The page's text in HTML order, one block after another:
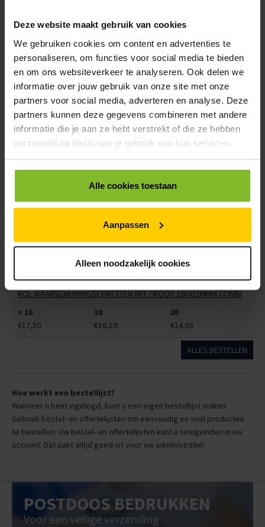
Deze website maakt gebruik van cookies
We gebruiken cookies om content en advertenties te
personaliseren, om functies voor social media te bieden
en om ons websiteverkeer te analyseren. Ook delen we
informatie over jouw gebruik van onze site met onze
partners voor social media, adverteren en analyse. Deze
partners kunnen deze gegevens combineren met andere
informatie die je aan ze hebt verstrekt of die ze hebben
verzameld op basis van je gebruik van hun services.
Alle cookies toestaan
Aanpassen
Alleen noodzakelijk cookies
ROL WAARSCHUWINGSETIKETTEN WIT / ROOD 150X60MM PIJLEN +
< 10
10
20
€17,50
€16,19 €14,88
ROL WAARSCHUWINGSETIKETTEN WIT / ROOD 100-70MM GLAS
€17,50
€16,19 €14,88
ROL WAARSCHUWINGSETIKETTEN WIT / ROOD 110X80MM GLAS + 4
€17,50
€16,19 €14,88
€0,00
ROL WAARSCHUWINGSETIKETTEN WIT / ROOD 100X100MM COMBI
< 10
10
20
€17,50
€16,19 €14,88
ALLES BESTELLEN
Hoe werkt een bestellijst?
Wanneer u bent ingelogd, kunt u een eigen bestellijst maken.
Gebruik bestel- en offertelijsten om eenvoudig en snel producten
te bestellen. Uw bestel- en offertelijsten kunt u terugvinden in uw
account. Dat pakt altijd goed uit voor uw administratie!
POSTDOOS BEDRUKKEN
Voor een veilige verzending